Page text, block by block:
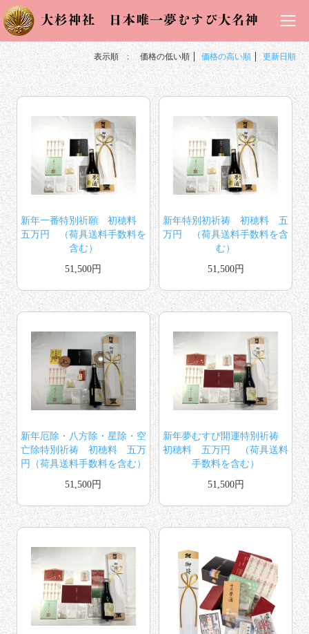
表示順 : 価格の低い順 価格の高い順 更新日順
新年一番特別祈願 初穂料
五万円 （荷具送料手数料を
含む）
51,500円
新年特別初祈祷 初穂料 五
万円 （荷具送料手数料を含
む）
51,500円
新年厄除・八方除・星除・空
亡除特別祈祷 初穂料 五万
円（荷具送料手数料を含む）
51,500円
新年夢むすび開運特別祈祷
初穂料 五万円 （荷具送料
手数料を含む）
51,500円